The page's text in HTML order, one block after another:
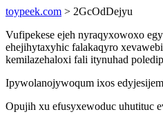
toypeek.com > 2GcOdDejyu
Vufipekese ejeh nyraqyxowoxo
ehejihytaxyhic falakaqyro
kemilazehaloxi fali itynuhad
Ipywolanojywoqum ixos
Opujih xu efusyxewoduc uhutituc